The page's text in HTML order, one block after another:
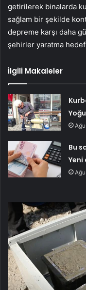
getirilerek binalarda
sağlam bir şekilde
depreme karşı daha
şehirler yaratma
İlgili Makaleler
Bu